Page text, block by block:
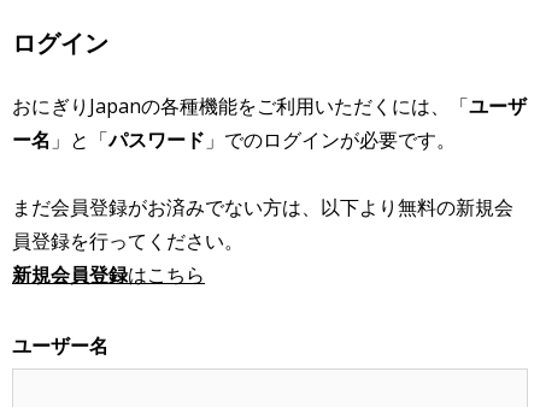
ログイン
おにぎりJapanの各種機能をご利用いただくには、「ユーザ
ー名 」と「パスワード 」でのログインが必要です。
まだ会員登録がお済みでない方は、以下より無料の新規会
員登録を行ってください。
新規会員登録はこちら
ユーザー名